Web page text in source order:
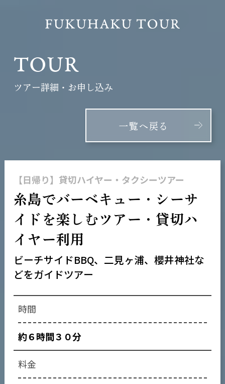
TOUR
ツアー詳細・お申し込み
一覧へ戻る
【日帰り】貸切ハイヤー・タクシーツアー
糸島でバーベキュー・シーサ
イドを楽しむツアー・貸切ハ
イヤー利用
ビーチサイドBBQ、二見ヶ浦、櫻井神社な
どをガイドツアー
約６時間３０分